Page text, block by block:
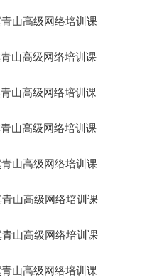
山高级网络培训课
山高级网络培训课
山高级网络培训课
山高级网络培训课
山高级网络培训课
山高级网络培训课
山高级网络培训课
山高级网络培训课